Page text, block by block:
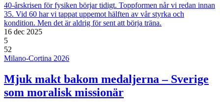
40-årskrisen för fysiken börjar tidigt. Toppformen når vi redan innan
35. Vid 60 har vi tappat uppemot hälften av vår styrka och
kondition. Men det är aldrig för sent att börja träna.
16 dec 2025
5
52
Milano-Cortina 2026
Mjuk makt bakom medaljerna – Sverige
som moralisk missionär